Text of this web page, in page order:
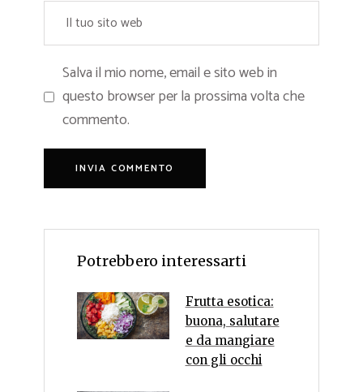
Salva il mio nome, email e sito web in
questo browser per la prossima volta che
commento.
Potrebbero interessarti
Frutta esotica:
buona, salutare
e da mangiare
con gli occhi